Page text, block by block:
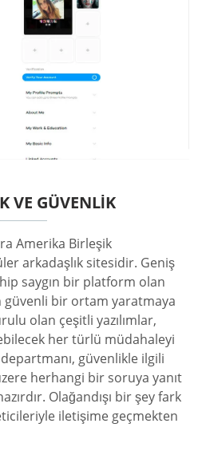
VE GÜVENLIK
Amerika Birleşik
arkadaşlık sitesidir. Geniş
saygın bir platform olan
güvenli bir ortam yaratmaya
olan çeşitli yazılımlar,
her türlü müdahaleyi
güvenlikle ilgili
herhangi bir soruya yanıt
Olağandışı bir şey fark
iletişime geçmekten